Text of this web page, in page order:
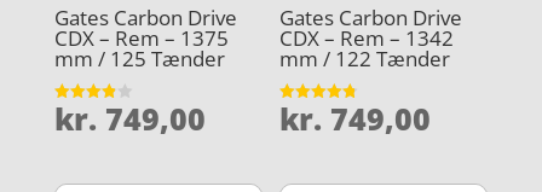
Gates Carbon Drive
CDX – Rem – 1375
mm / 125 Tænder
Vurderet
3.9
kr. 749,00
Gates Carbon Drive
CDX – Rem – 1342
mm / 122 Tænder
Vurderet
4.8
kr. 749,00